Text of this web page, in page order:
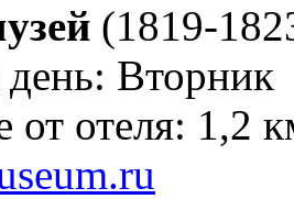
(1819-
Вторник
от отеля: 1,2